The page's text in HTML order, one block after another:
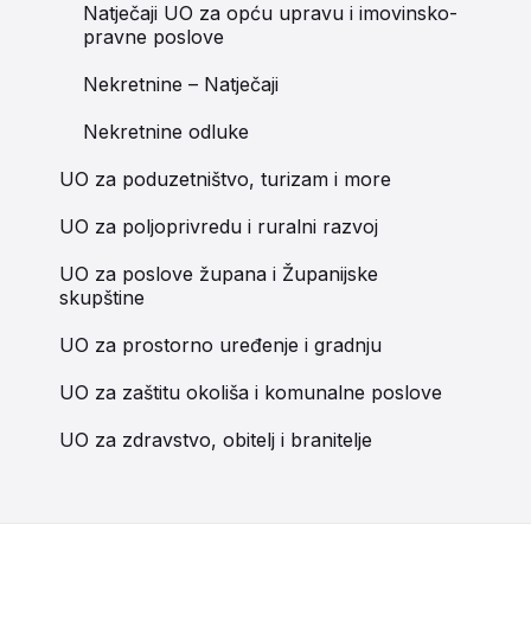
Natječaji UO za opću upravu i imovinsko-
pravne poslove
Nekretnine – Natječaji
Nekretnine odluke
UO za poduzetništvo, turizam i more
UO za poljoprivredu i ruralni razvoj
UO za poslove župana i Županijske
skupštine
UO za prostorno uređenje i gradnju
UO za zaštitu okoliša i komunalne poslove
UO za zdravstvo, obitelj i branitelje